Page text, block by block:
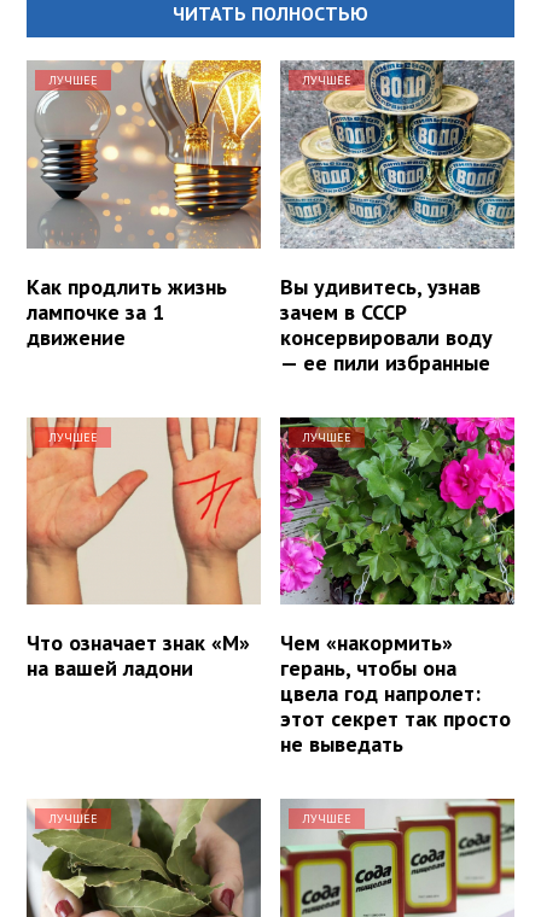
ЧИТАТЬ ПОЛНОСТЬЮ
ЛУЧШЕЕ
Как продлить жизнь
лампочке за 1
движение
ЛУЧШЕЕ
Вы удивитесь, узнав
зачем в СССР
консервировали воду
— ее пили избранные
ЛУЧШЕЕ
Что означает знак «М»
на вашей ладони
ЛУЧШЕЕ
Чем «накормить»
герань, чтобы она
цвела год напролет:
этот секрет так просто
не выведать
ЛУЧШЕЕ ЛУЧШЕЕ